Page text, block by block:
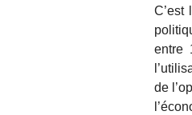
C’est
entre
de